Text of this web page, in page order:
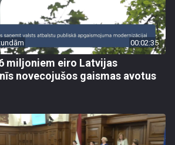
00:02:35
miljoniem eiro Latvijas
novecojušos gaismas avotus